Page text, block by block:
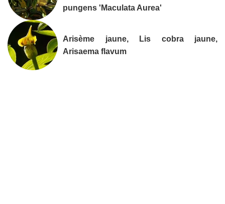
pungens 'Maculata Aurea'
Arisème jaune, Lis cobra jaune,
Arisaema flavum